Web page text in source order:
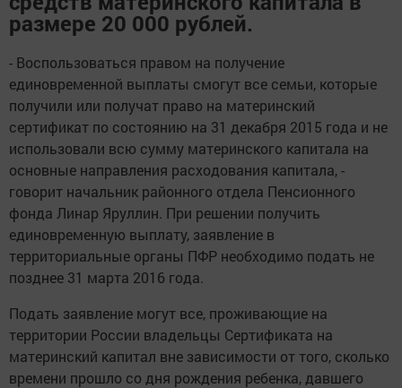
размере 20 000 рублей.
- Воспользоваться правом на получение
единовременной выплаты смогут все семьи, которые
получили или получат право на материнский
сертификат по состоянию на 31 декабря 2015 года и не
использовали всю сумму материнского капитала на
основные направления расходования капитала, -
говорит начальник районного отдела Пенсионного
фонда Линар Яруллин. При решении получить
единовременную выплату, заявление в
территориальные органы ПФР необходимо подать не
позднее 31 марта 2016 года.
Подать заявление могут все, проживающие на
территории России владельцы Сертификата на
материнский капитал вне зависимости от того, сколько
времени прошло со дня рождения ребенка, давшего